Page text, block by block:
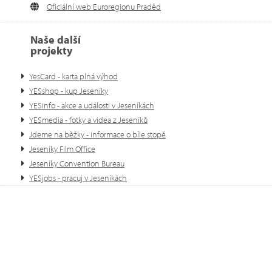
Oficiální web Euroregionu Praděd
Naše další
projekty
YesCard - karta plná výhod
YESshop - kup Jeseníky
YESinfo - akce a události v Jeseníkách
YESmedia - fotky a videa z Jeseníků
Jdeme na běžky - informace o bíle stopě
Jeseníky Film Office
Jeseníky Convention Bureau
YESjobs - pracuj v Jeseníkách